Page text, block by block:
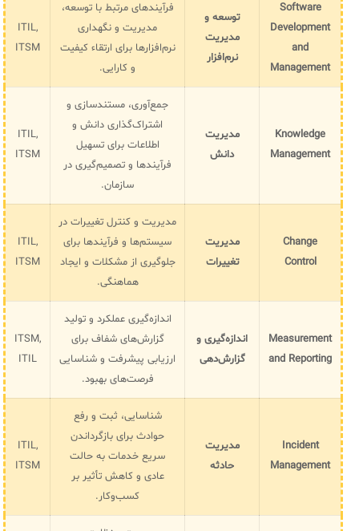
Software
Development
and
Management
توسعه و
مدیریت
نرم‌افزار
فرآیندهای مرتبط با توسعه،
مدیریت و نگهداری
نرم‌افزارها برای ارتقاء کیفیت
و کارایی.
ITIL,
ITSM
Knowledge
Management
مدیریت
دانش
جمع‌آوری، مستندسازی و
اشتراک‌گذاری دانش و
اطلاعات برای تسهیل
فرآیندها و تصمیم‌گیری در
سازمان.
ITIL,
ITSM
Change
Control
مدیریت
تغییرات
مدیریت و کنترل تغییرات در
سیستم‌ها و فرآیندها برای
جلوگیری از مشکلات و ایجاد
هماهنگی.
ITIL,
ITSM
Measurement
and Reporting
اندازه‌گیری و
گزارش‌دهی
اندازه‌گیری عملکرد و تولید
گزارش‌های شفاف برای
ارزیابی پیشرفت و شناسایی
فرصت‌های بهبود.
ITSM,
ITIL
Incident
Management
مدیریت
حادثه
شناسایی، ثبت و رفع
حوادث برای بازگرداندن
سریع خدمات به حالت
عادی و کاهش تأثیر بر
کسب‌وکار.
ITIL,
ITSM